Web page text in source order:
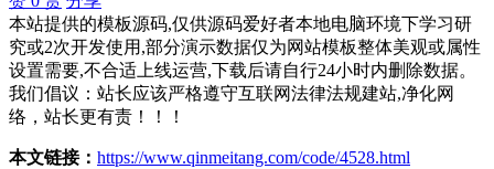
本站提供的模板源码,仅供源码爱好者本地电脑环境下学习研
究或2次开发使用,部分演示数据仅为网站模板整体美观或属性
设置需要,不合适上线运营,下载后请自行24小时内删除数据。
我们倡议：站长应该严格遵守互联网法律法规建站,净化网
络，站长更有责！！！
本文链接： https://www.qinmeitang.com/code/4528.html